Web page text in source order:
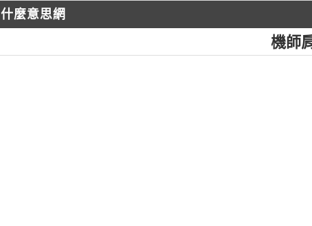
什麼意思網
機師